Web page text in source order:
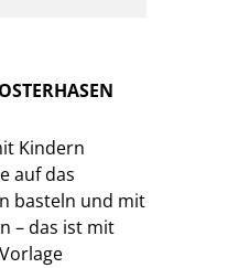
Kindern
auf das
basteln und mit
– das ist mit